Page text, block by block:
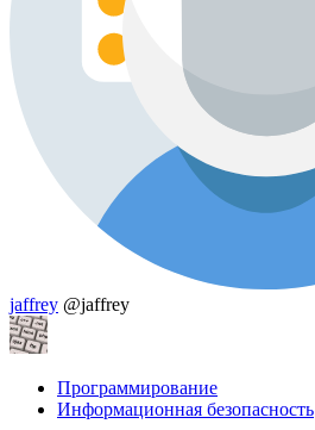
jaffrey @jaffrey
Программирование
Информационная безопасность